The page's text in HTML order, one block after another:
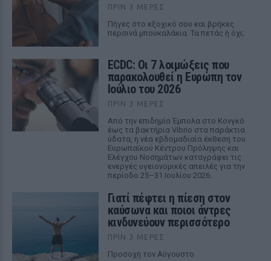
ΠΡΙΝ 3 ΜΈΡΕΣ
Πήγες στο εξοχικό σου και βρήκες
περσινά μπουκαλάκια. Τα πετάς ή όχι;
ECDC: Οι 7 λοιμώξεις που
παρακολουθεί η Ευρώπη τον
Ιούλιο του 2026
ΠΡΙΝ 3 ΜΈΡΕΣ
Από την επιδημία Έμπολα στο Κονγκό
έως τα βακτήρια Vibrio στα παράκτια
ύδατα, η νέα εβδομαδιαία έκθεση του
Ευρωπαϊκού Κέντρου Πρόληψης και
Ελέγχου Νοσημάτων καταγράφει τις
ενεργές υγειονομικές απειλές για την
περίοδο 25–31 Ιουλίου 2026.
Γιατί πέφτει η πίεση στον
καύσωνα και ποιοι άντρες
κινδυνεύουν περισσότερο
ΠΡΙΝ 3 ΜΈΡΕΣ
Προσοχή τον Αύγουστο